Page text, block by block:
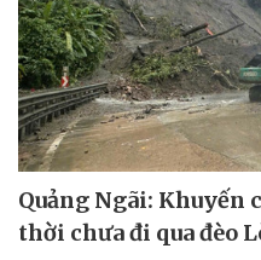
Quảng Ngãi: Khuyến
thời chưa đi qua đèo